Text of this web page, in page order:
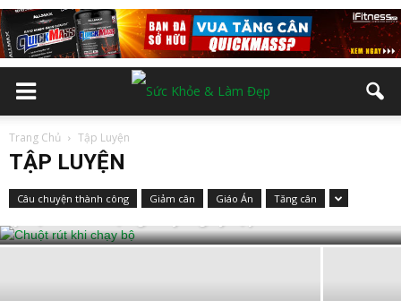
Trang Chủ Tập Luyện
TẬP LUYỆN
Câu chuyện thành công Giảm cân Giáo Án Tăng cân
TẬP LUYỆN
Chuột rút khi chạy bộ: Lý do và cách khắc
phục tình trạng này ngay lập tức